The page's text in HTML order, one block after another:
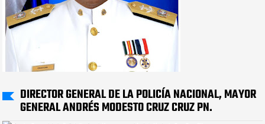
DIRECTOR GENERAL DE LA POLICÍA NACIONAL, MAYOR
GENERAL ANDRÉS MODESTO CRUZ CRUZ PN.